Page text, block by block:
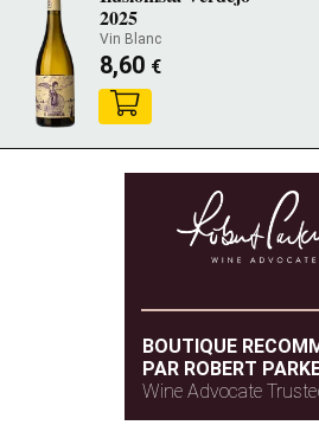
2025
Vin Blanc
8,60 €
BOUTIQUE
PAR ROBERT
Wine Advocate